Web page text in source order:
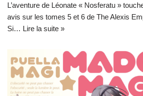
L’aventure de Léonate « Nosferatu »
avis sur les tomes 5 et 6 de The Alexis
Si… Lire la suite »